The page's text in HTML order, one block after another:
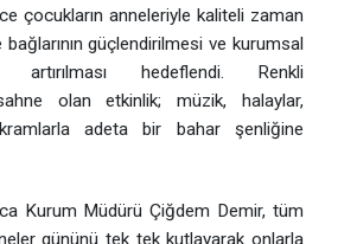
çocukların anneleriyle kaliteli zaman
güçlendirilmesi ve kurumsal
artırılması hedeflendi. Renkli
olan etkinlik; müzik, halaylar,
adeta bir bahar şenliğine
Kurum Müdürü Çiğdem Demir, tüm
gününü tek tek kutlayarak onlarla